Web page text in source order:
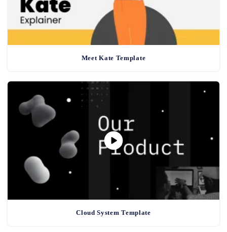
Meet Kate Template
Cloud System Template